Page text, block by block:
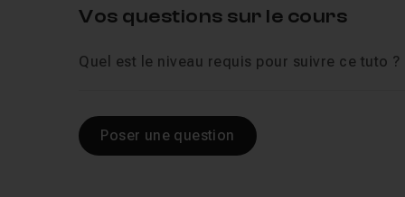
Vos questions sur le cours
Quel est le niveau requis pour suivre ce tuto ?
Poser une question